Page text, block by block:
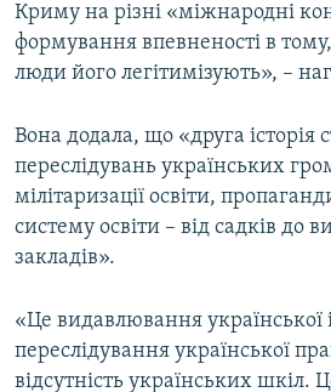
Криму на різні «міжнародні
формування впевненості в тому,
люди його легітимізують», –
Вона додала, що «друга історія
переслідувань українських
мілітаризації освіти,
систему освіти – від садків до
закладів».
«Це видавлювання української
переслідування української
відсутність українських шкіл.